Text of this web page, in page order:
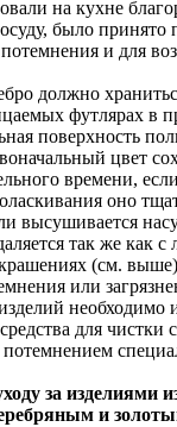
на кухне
было принято
и для
должно
футлярах в
поверхность
цвет
времени,
оно
высушивается
так же как
(см.
или
необходимо
для чистки
потемнением
за изделиями
и